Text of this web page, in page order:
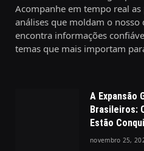
Acompanhe em tempo real
análises que moldam o nosso
encontra informações
temas que mais importam
A Expansão
Brasileiros:
Estão
novembro 25,